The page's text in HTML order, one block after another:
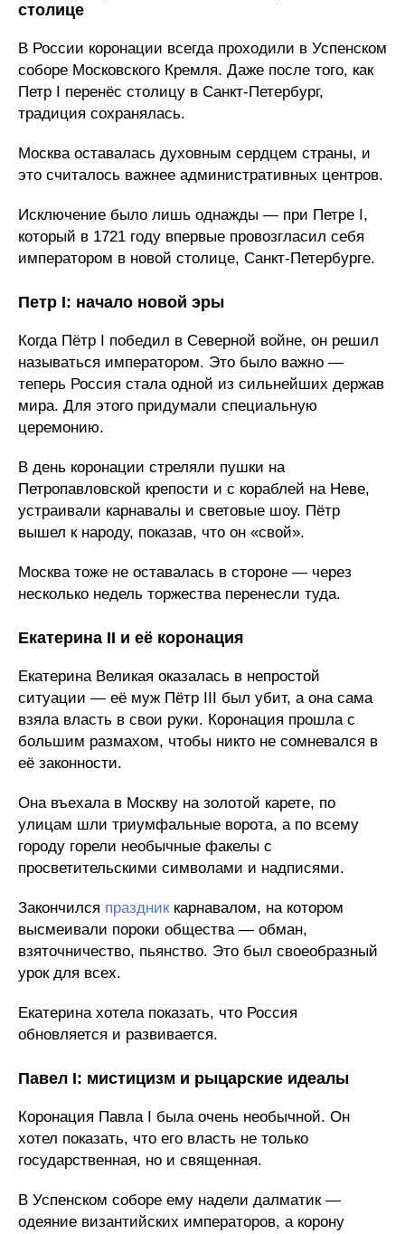
столице
В России коронации всегда проходили в Успенском
соборе Московского Кремля. Даже после того, как
Петр I перенёс столицу в Санкт-Петербург,
традиция сохранялась.
Москва оставалась духовным сердцем страны, и
это считалось важнее административных центров.
Исключение было лишь однажды — при Петре I,
который в 1721 году впервые провозгласил себя
императором в новой столице, Санкт-Петербурге.
Петр I: начало новой эры
Когда Пётр I победил в Северной войне, он решил
называться императором. Это было важно —
теперь Россия стала одной из сильнейших держав
мира. Для этого придумали специальную
церемонию.
В день коронации стреляли пушки на
Петропавловской крепости и с кораблей на Неве,
устраивали карнавалы и световые шоу. Пётр
вышел к народу, показав, что он «свой».
Москва тоже не оставалась в стороне — через
несколько недель торжества перенесли туда.
Екатерина II и её коронация
Екатерина Великая оказалась в непростой
ситуации — её муж Пётр III был убит, а она сама
взяла власть в свои руки. Коронация прошла с
большим размахом, чтобы никто не сомневался в
её законности.
Она въехала в Москву на золотой карете, по
улицам шли триумфальные ворота, а по всему
городу горели необычные факелы с
просветительскими символами и надписями.
Закончился праздниккарнавалом, на котором
высмеивали пороки общества — обман,
взяточничество, пьянство. Это был своеобразный
урок для всех.
Екатерина хотела показать, что Россия
обновляется и развивается.
Павел I: мистицизм и рыцарские идеалы
Коронация Павла I была очень необычной. Он
хотел показать, что его власть не только
государственная, но и священная.
В Успенском соборе ему надели далматик —
одеяние византийских императоров, а корону